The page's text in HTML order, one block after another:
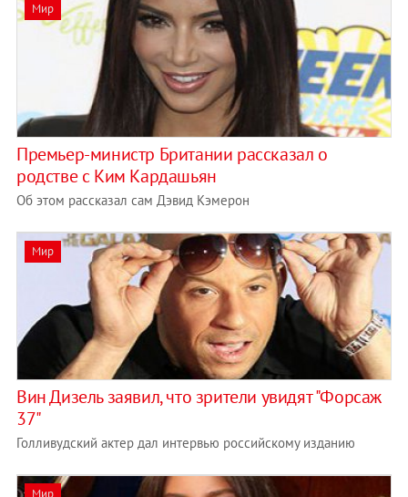
Мир
Премьер-министр Британии рассказал о
родстве с Ким Кардашьян
Об этом рассказал сам Дэвид Кэмерон
Мир
Вин Дизель заявил, что зрители увидят "Форсаж
37"
Голливудский актер дал интервью российскому изданию